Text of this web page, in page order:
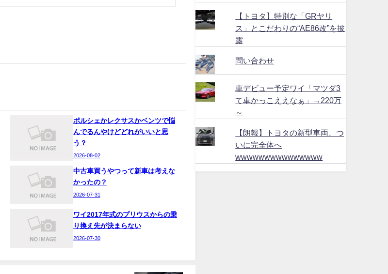
ポルシェかレクサスかベンツで悩
んでるんやけどどれがいいと思
う？
2026-08-02
中古車買うやつって新車は考えな
かったの？
2026-07-31
ワイ2017年式のプリウスからの乗
り換え先が決まらない
2026-07-30
【トヨタ】特別な「GRヤリ
ス」とこだわりの“AE86改”を披
露
問い合わせ
車デビュー予定ワイ「マツダ3
て車かっこええなぁ」→220万
～
【朗報】トヨタの新型車両、つ
いに完全体へ
wwwwwwwwwwwwwww